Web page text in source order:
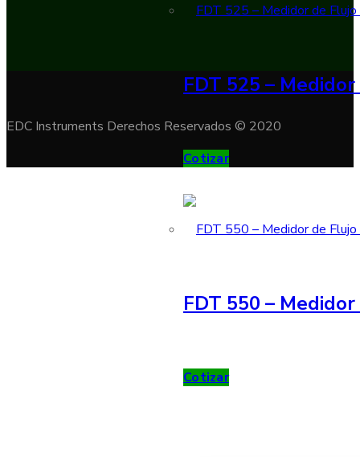
FDT 525 –
Cotizar
FDT 550 –
Cotizar
EDC Instruments Derechos Reservados © 2020